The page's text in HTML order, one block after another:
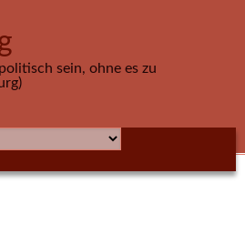
sein, ohne es zu